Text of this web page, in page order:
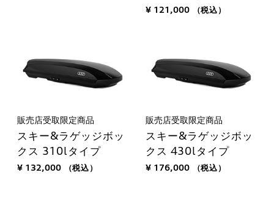
¥ 121,000 （税込）
販売店受取限定商品
スキー&ラゲッジボッ
クス 310lタイプ
¥ 132,000 （税込）
販売店受取限定商品
スキー&ラゲッジボッ
クス 430lタイプ
¥ 176,000 （税込）